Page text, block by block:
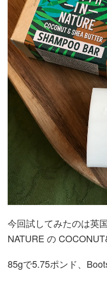
今回試してみたのは英
NATURE の
85gで5.75ポンド、